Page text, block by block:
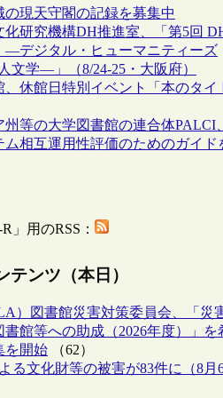
現天守閣の記録を募集中
化研究機構DH推進室、「第5回
―デジタル・ヒューマニティーズ
文学―」（8/24-25・大阪府）
休館日特別イベント「本のタイ
等の大学図書館の連合体PALCI、
ム相互運用性評価のためのガイド
」用のRSS：
テンツ（本日）
）図書館災害対策委員会、「災
館等への助成（2026年度）」を
を開始 （62）
る文化財等の被害が83件に（8月